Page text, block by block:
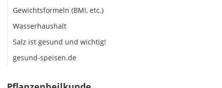
Gewichtsformeln (BMI, etc.)
Wasserhaushalt
Salz ist gesund und wichtig!
gesund-speisen.de